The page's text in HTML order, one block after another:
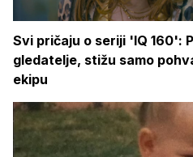
Svi pričaju o seriji 'IQ 160':
gledatelje, stižu samo
ekipu